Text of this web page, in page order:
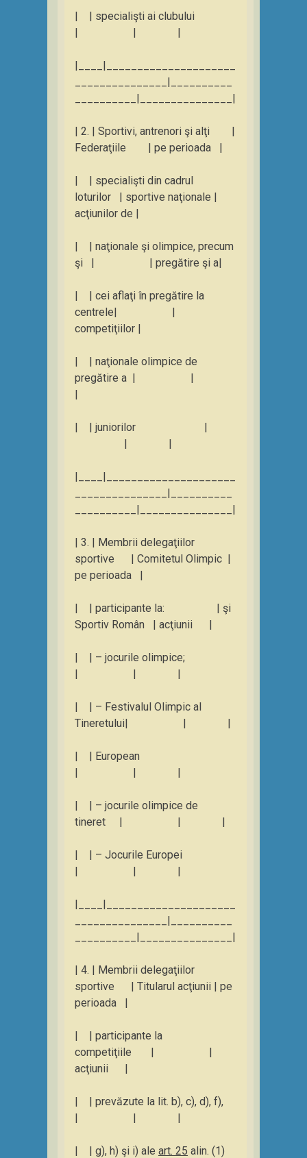
| | specialişti ai clubului
| | |
|____|_____________________
_______________|__________
__________|_______________|
| 2. | Sportivi, antrenori şi alţi |
Federaţiile | pe perioada |
| | specialişti din cadrul
loturilor | sportive naţionale |
acţiunilor de |
| | naţionale şi olimpice, precum
şi | | pregătire şi a|
| | cei aflaţi în pregătire la
centrele| |
competiţiilor |
| | naţionale olimpice de
pregătire a | |
|
| | juniorilor |
| |
|____|_____________________
_______________|__________
__________|_______________|
| 3. | Membrii delegaţiilor
sportive | Comitetul Olimpic |
pe perioada |
| | participante la: | şi
Sportiv Român | acţiunii |
| | – jocurile olimpice;
| | |
| | – Festivalul Olimpic al
Tineretului| | |
| | European
| | |
| | – jocurile olimpice de
tineret | | |
| | – Jocurile Europei
| | |
|____|_____________________
_______________|__________
__________|_______________|
| 4. | Membrii delegaţiilor
sportive | Titularul acţiunii | pe
perioada |
| | participante la
competiţiile | |
acţiunii |
| | prevăzute la lit. b), c), d), f),
| | |
| | g), h) şi i) ale art. 25 alin. (1)